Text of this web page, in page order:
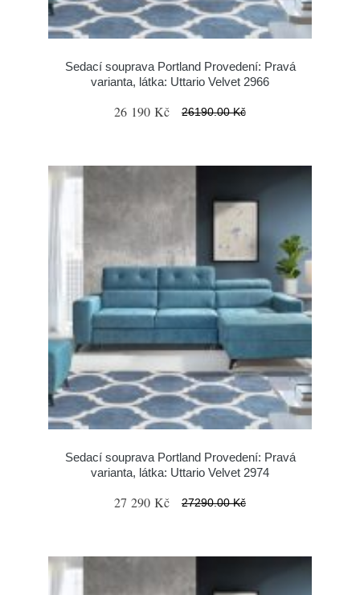
Sedací souprava Portland Provedení: Pravá
varianta, látka: Uttario Velvet 2966
26 190 Kč 26190.00 Kč
Sedací souprava Portland Provedení: Pravá
varianta, látka: Uttario Velvet 2974
27 290 Kč 27290.00 Kč